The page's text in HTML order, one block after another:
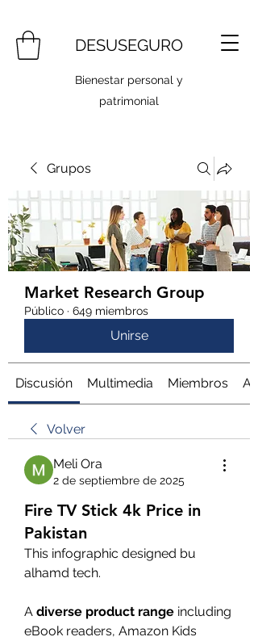
DESUSEGURO
Bienestar personal y
patrimonial
Grupos
Market Research Group
Público · 649 miembros
Unirse
Discusión Multimedia Miembros
Volver
Meli Ora
2 de septiembre de 2025
Fire TV Stick 4k Price in
Pakistan
This infographic designed bu
alhamd tech.
A diverse product range including
eBook readers, Amazon Kids